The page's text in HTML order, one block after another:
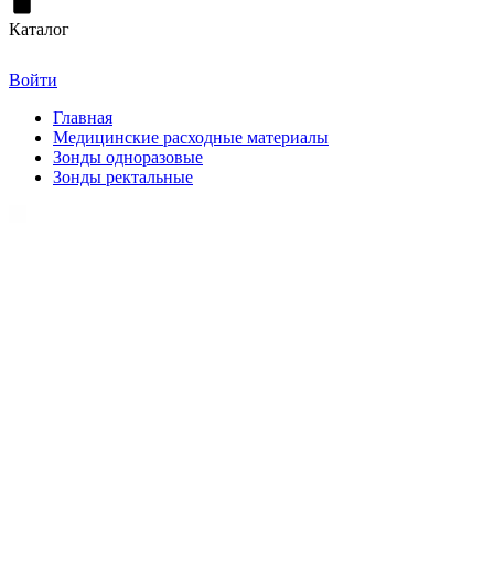
Каталог
Войти
Главная
Медицинские расходные материалы
Зонды одноразовые
Зонды ректальные